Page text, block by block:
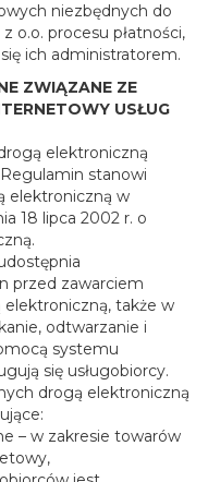
niezbędnych do
o.o. procesu płatności,
ich administratorem.
ZWIĄZANE ZE
USŁUG
elektroniczną
stanowi
elektroniczną w
18 lipca 2002 r. o
przed zawarciem
także w
odtwarzanie i
systemu
się usługobiorcy.
drogą elektroniczną
– w zakresie towarów